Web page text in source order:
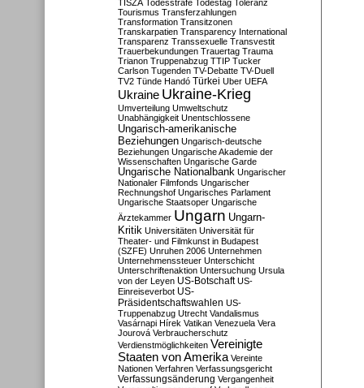
TISZA Todesstrafe Todestag Toleranz
Tourismus Transferzahlungen
Transformation Transitzonen
Transkarpatien Transparency International
Transparenz Transsexuelle Transvestit
Trauerbekundungen Trauertag Trauma
Trianon Truppenabzug TTIP Tucker
Carlson Tugenden TV-Debatte TV-Duell
TV2 Tünde Handó Türkei Uber UEFA
Ukraine Ukraine-Krieg
Umverteilung Umweltschutz
Unabhängigkeit Unentschlossene
Ungarisch-amerikanische
Beziehungen Ungarisch-deutsche
Beziehungen Ungarische Akademie der
Wissenschaften Ungarische Garde
Ungarische Nationalbank Ungarischer
Nationaler Filmfonds Ungarischer
Rechnungshof Ungarisches Parlament
Ungarische Staatsoper Ungarische
Ärztekammer Ungarn Ungarn-
Kritik Universitäten Universität für
Theater- und Filmkunst in Budapest
(SZFE) Unruhen 2006 Unternehmen
Unternehmenssteuer Unterschicht
Unterschriftenaktion Untersuchung Ursula
von der Leyen US-Botschaft US-
Einreiseverbot US-
Präsidentschaftswahlen US-
Truppenabzug Utrecht Vandalismus
Vasárnapi Hírek Vatikan Venezuela Vera
Jourová Verbraucherschutz
Verdienstmöglichkeiten Vereinigte
Staaten von Amerika Vereinte
Nationen Verfahren Verfassungsgericht
Verfassungsänderung Vergangenheit